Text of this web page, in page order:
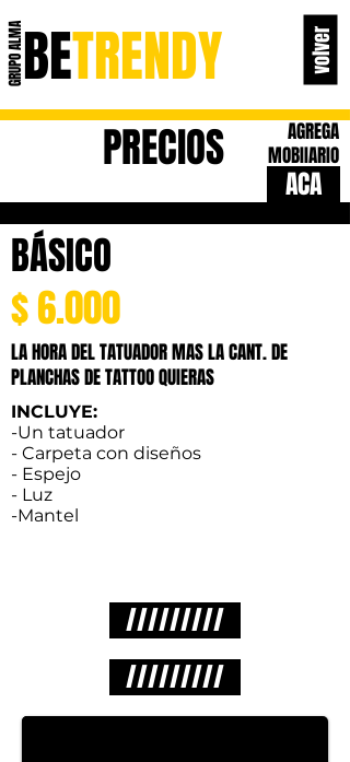
GRUPO ALMA volver
PRECIOS
AGREGA
MOBIIARIO
BETRENDY
ACA
BÁSICO
$ 6.000
LA HORA DEL TATUADOR MAS LA CANT. DE
PLANCHAS DE TATTOO QUIERAS
INCLUYE:
-Un tatuador
- Carpeta con diseños
- Espejo
- Luz
-Mantel
/////////
/////////